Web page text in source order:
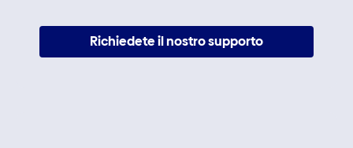
Richiedete il nostro supporto